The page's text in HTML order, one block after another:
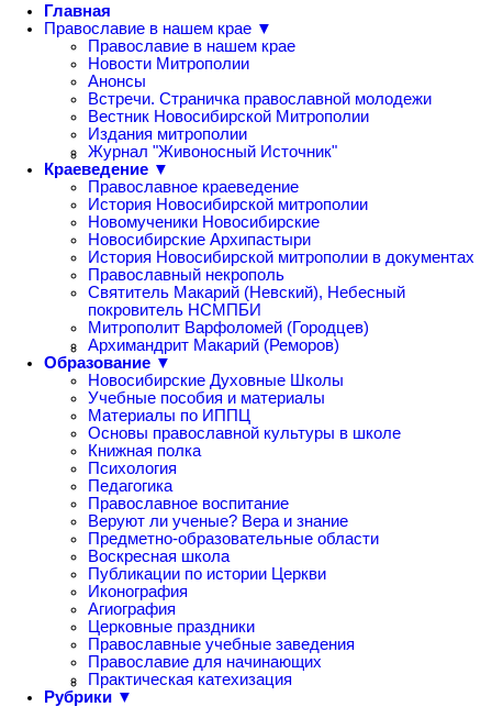
Главная
Православие в нашем крае ▼
Православие в нашем крае
Новости Митрополии
Анонсы
Встречи. Страничка православной молодежи
Вестник Новосибирской Митрополии
Издания митрополии
Журнал "Живоносный Источник"
Краеведение ▼
Православное краеведение
История Новосибирской митрополии
Новомученики Новосибирские
Новосибирские Архипастыри
История Новосибирской митрополии в документах
Православный некрополь
Святитель Макарий (Невский), Небесный
покровитель НСМПБИ
Митрополит Варфоломей (Городцев)
Архимандрит Макарий (Реморов)
Образование ▼
Новосибирские Духовные Школы
Учебные пособия и материалы
Материалы по ИППЦ
Основы православной культуры в школе
Книжная полка
Психология
Педагогика
Православное воспитание
Веруют ли ученые? Вера и знание
Предметно-образовательные области
Воскресная школа
Публикации по истории Церкви
Иконография
Агиография
Церковные праздники
Православные учебные заведения
Православие для начинающих
Практическая катехизация
Рубрики ▼